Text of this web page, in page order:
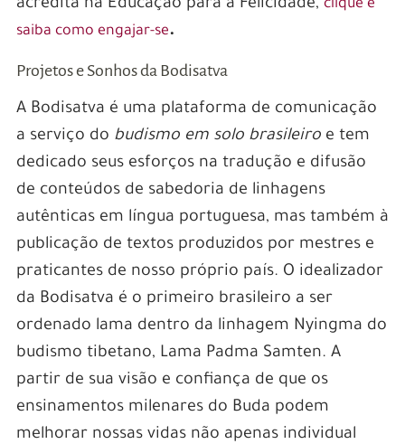
acredita na Educação para a Felicidade, clique e
saiba como engajar-se.
Projetos e Sonhos da Bodisatva
A Bodisatva é uma plataforma de comunicação
a serviço do budismo em solo brasileiroe tem
dedicado seus esforços na tradução e difusão
de conteúdos de sabedoria de linhagens
autênticas em língua portuguesa, mas também à
publicação de textos produzidos por mestres e
praticantes de nosso próprio país. O idealizador
da Bodisatva é o primeiro brasileiro a ser
ordenado lama dentro da linhagem Nyingma do
budismo tibetano, Lama Padma Samten. A
partir de sua visão e confiança de que os
ensinamentos milenares do Buda podem
melhorar nossas vidas não apenas individual